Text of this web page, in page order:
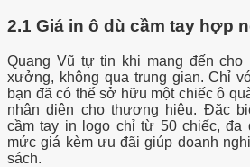
2.1 Giá in ô dù cầm tay hợp
Quang Vũ tự tin khi mang đến cho
xưởng, không qua trung gian. Chỉ
bạn đã có thể sở hữu một chiếc ô
nhận diện cho thương hiệu. Đặc
cầm tay in logo chỉ từ 50 chiếc, đa
mức giá kèm ưu đãi giúp doanh
sách.